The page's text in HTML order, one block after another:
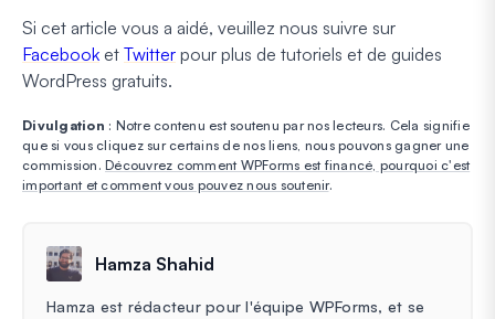
Si cet article vous a aidé, veuillez nous suivre sur
Facebook et Twitter pour plus de tutoriels et de guides
WordPress gratuits.
Divulgation : Notre contenu est soutenu par nos lecteurs. Cela signifie
que si vous cliquez sur certains de nos liens, nous pouvons gagner une
commission. Découvrez comment WPForms est financé, pourquoi c'est
important et comment vous pouvez nous soutenir.
Hamza Shahid
Hamza est rédacteur pour l'équipe WPForms, et se